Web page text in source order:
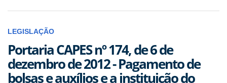
LEGISLAÇÃO
Portaria CAPES nº 174, de 6 de
dezembro de 2012 - Pagamento de
bolsas e auxílios e a instituição do